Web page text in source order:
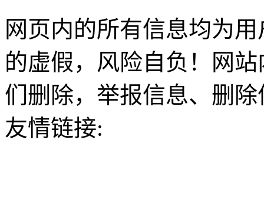
网页内的所有信息均为
的虚假，风险自负！网
们删除，举报信息、删
友情链接: